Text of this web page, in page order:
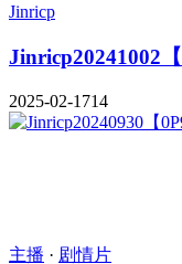
Jinricp
Jinricp20241002【
2025-02-1714
主播 · 剧情片